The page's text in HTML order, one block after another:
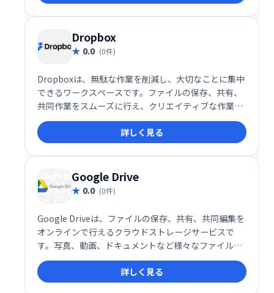
Dropbox
0.0 (0件)
Dropboxは、無駄な作業を削減し、大切なことに集中
できるワークスペースです。ファイルの保存、共有、
共同作業をスムーズに行え、クリエイティブな作業に
集中できます。ログインして、より効率的なワークフ
ローを実現しましょう。詳しく見る
Google Drive
0.0 (0件)
Google Driveは、ファイルの保存、共有、共同編集を
オンラインで行えるクラウドストレージサービスで
す。写真、動画、ドキュメントなど様々なファイルを
安全に保管し、PCやスマホなど複数のデバイスからア
クセス可能です。チームでの共同作業もスムーズに行
え、ビジネスから個人利用まで幅広く活用できます。
詳しく見る